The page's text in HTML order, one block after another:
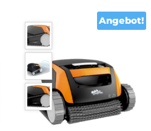
Angebot!